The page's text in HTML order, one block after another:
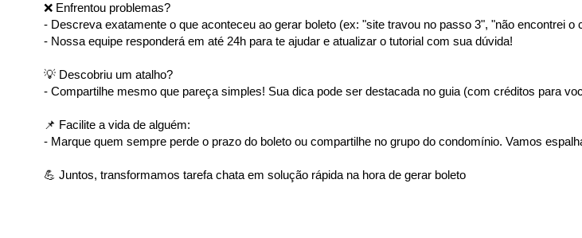
❌ Enfrentou problemas?
- Descreva exatamente o que aconteceu ao gerar boleto (ex: "site travou no passo 3", "não encontrei
- Nossa equipe responderá em até 24h para te ajudar e atualizar o tutorial com sua dúvida!
💡 Descobriu um atalho?
- Compartilhe mesmo que pareça simples! Sua dica pode ser destacada no guia (com créditos para
📌 Facilite a vida de alguém:
- Marque quem sempre perde o prazo do boleto ou compartilhe no grupo do condomínio. Vamos
💪 Juntos, transformamos tarefa chata em solução rápida na hora de gerar boleto